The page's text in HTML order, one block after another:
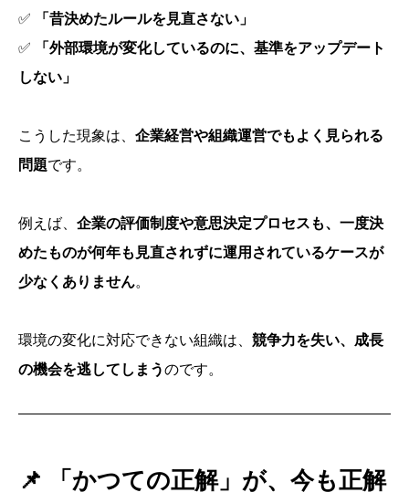
✅
「昔決めたルールを見直さない」
✅
「外部環境が変化しているのに、基準をアップデート
しない」
こうした現象は、 企業経営や組織運営でもよく見られる
問題です。
例えば、 企業の評価制度や意思決定プロセスも、一度決
めたものが何年も見直されずに運用されているケースが
少なくありません。
環境の変化に対応できない組織は、 競争力を失い、成長
の機会を逃してしまうのです。
📌
「かつての正解」が、今も正解